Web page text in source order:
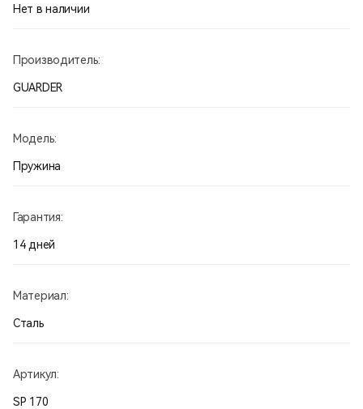
Нет в наличии
Производитель:
GUARDER
Модель:
Пружина
Гарантия:
14 дней
Материал:
Сталь
Артикул:
SP 170